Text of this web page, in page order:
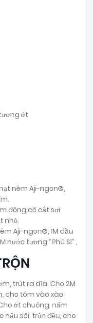
ớt
nêm Aji-ngon®,
đông cô cắt sợi
nhỏ.
Aji-ngon®, 1M dầu
nước tương “Phú Sĩ” ,
trút ra dĩa. Cho 2M
cho tôm vào xào
ớt chuông, nấm
nấu sôi, trộn đều, cho